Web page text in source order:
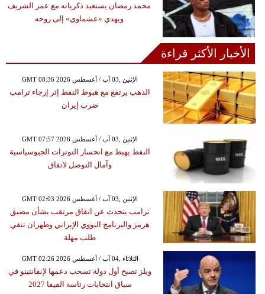
محمد رمضان يستعيد ذكرياته مع عمر الشريف
ويهدي «عشماوي» إلى روحه
الأخبار الأكثر قراءة
GMT 08:36 2026 الإثنين ,03 آب / أغسطس
الذهب يرتفع مع هبوط النفط إثر إرجاء ترامب
ضرب إيران
GMT 07:57 2026 الإثنين ,03 آب / أغسطس
النفط يهبط مع انحسار التوترات الجيوسياسية
وآمال التوصل لاتفاق
GMT 02:03 2026 الإثنين ,03 آب / أغسطس
ترامب يتحدث عن اتفاق مرتقب بشأن مضيق
هرمز والبرنامج النووي الإيراني وطهران تنفي
طلب مهلة
GMT 02:26 2026 الثلاثاء ,04 آب / أغسطس
ويلز تصبح أول دولة تسحب دعمها لإنفانتينو في
سباق انتخابات رئاسة الفيفا 2027